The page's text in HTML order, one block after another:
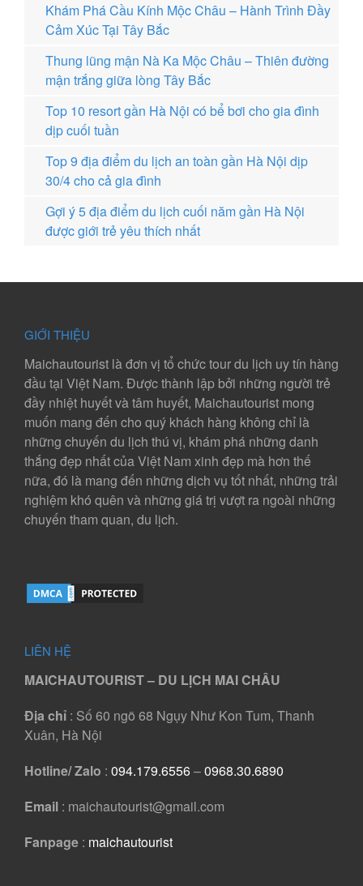
Khám Phá Cầu Kính Mộc Châu – Hành Trình Đầy
Cảm Xúc Tại Tây Bắc
Thung lũng mận Nà Ka Mộc Châu – Thiên đường
mận trắng giữa lòng Tây Bắc
Top 10 resort gần Hà Nội có bể bơi cho gia đình
dịp cuối tuần
Top 9 địa điểm du lịch an toàn gần Hà Nội dịp
30/4 cho cả gia đình
Gợi ý 5 địa điểm du lịch cuối năm gần Hà Nội
được giới trẻ yêu thích nhất
GIỚI THIỆU
Maichautourist là đơn vị tổ chức tour du lịch uy tín hàng
đầu tại Việt Nam. Được thành lập bởi những người trẻ
đầy nhiệt huyết và tâm huyết, Maichautourist mong
muốn mang đến cho quý khách hàng không chỉ là
những chuyến du lịch thú vị, khám phá những danh
thắng đẹp nhất của Việt Nam xinh đẹp mà hơn thế
nữa, đó là mang đến những dịch vụ tốt nhất, những trải
nghiệm khó quên và những giá trị vượt ra ngoài những
chuyến tham quan, du lịch.
LIÊN HỆ
MAICHAUTOURIST – DU LỊCH MAI CHÂU
Địa chỉ : Số 60 ngõ 68 Ngụy Như Kon Tum, Thanh
Xuân, Hà Nội
Hotline/ Zalo : 094.179.6556–0968.30.6890
Email : maichautourist@gmail.com
Fanpage : maichautourist